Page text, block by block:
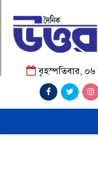
বৃহস্পতিবার, ০৬